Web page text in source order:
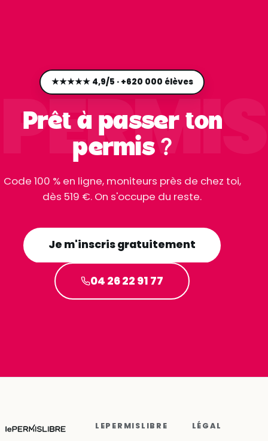
PERMIS
★★★★★ 4,9/5 · +620 000 élèves
Prêt à passer ton
permis ?
Code 100 % en ligne, moniteurs près de chez toi,
dès 519 €. On s'occupe du reste.
Je m'inscris gratuitement
04 26 22 91 77
LEPERMISLIBRE LÉGAL